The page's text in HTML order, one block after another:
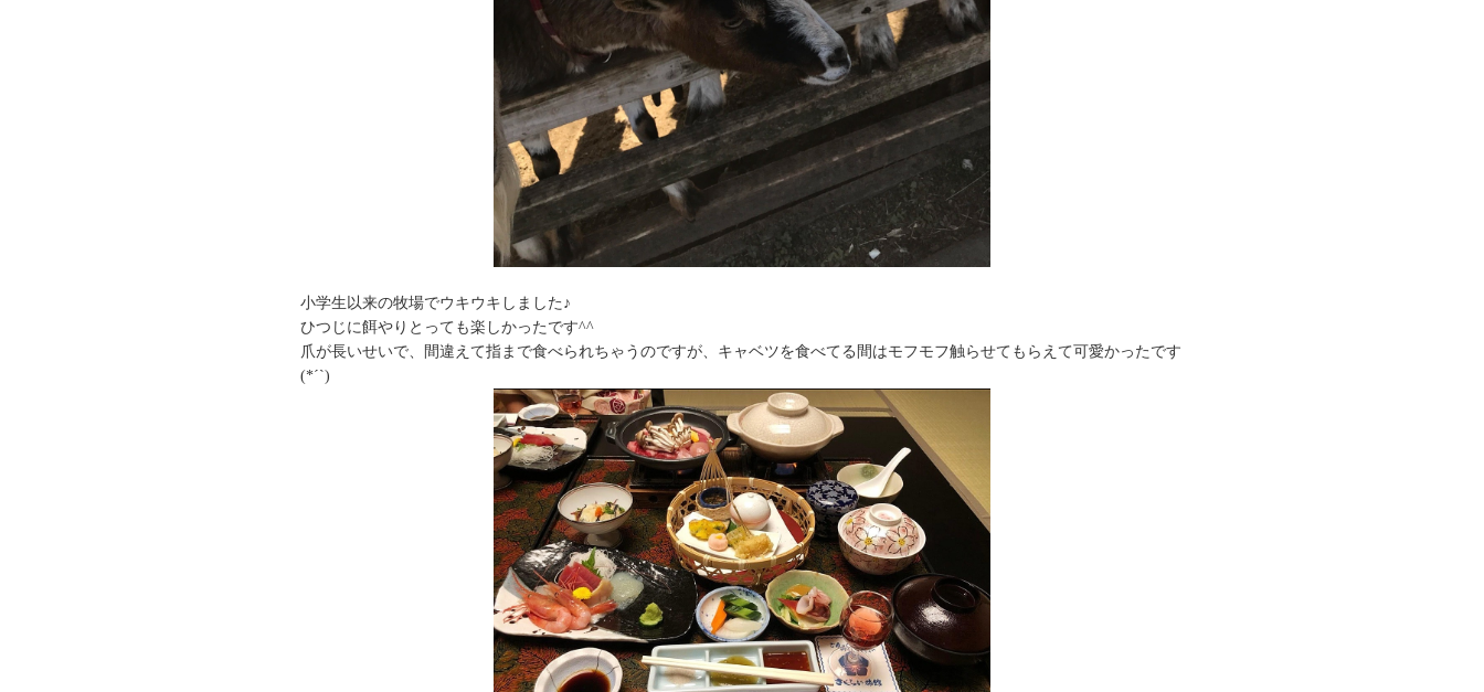
小学生以来の牧場でウキウキしました♪
ひつじに餌やりとっても楽しかったです^^
爪が長いせいで、間違えて指まで食べられちゃうのですが、キャベツを食べてる間はモフモフ触らせてもらえて可愛かったです
(*´`)